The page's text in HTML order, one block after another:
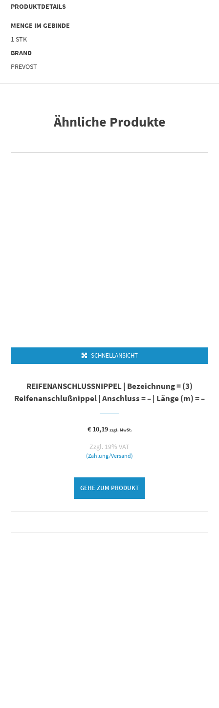
PRODUKTDETAILS
MENGE IM GEBINDE
1 STK
BRAND
PREVOST
Ähnliche Produkte
SCHNELLANSICHT
REIFENANSCHLUSSNIPPEL | Bezeichnung = (3)
Reifenanschlußnippel | Anschluss = – | Länge (m) = –
€10,19 zzgl. MwSt.
Zzgl. 19% VAT
(Zahlung/Versand)
GEHE ZUM PRODUKT